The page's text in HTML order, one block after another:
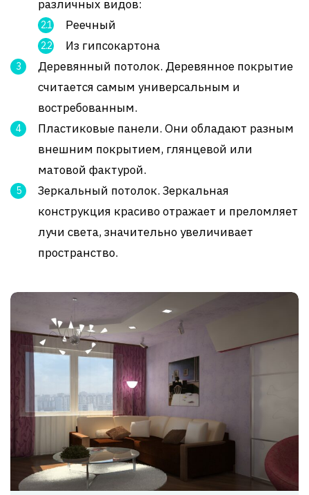
различных видов:
Реечный
Из гипсокартона
Деревянный потолок. Деревянное покрытие
считается самым универсальным и
востребованным.
Пластиковые панели. Они обладают разным
внешним покрытием, глянцевой или
матовой фактурой.
Зеркальный потолок. Зеркальная
конструкция красиво отражает и преломляет
лучи света, значительно увеличивает
пространство.